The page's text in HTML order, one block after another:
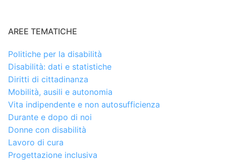
AREE TEMATICHE
Politiche per la disabilità
Disabilità: dati e statistiche
Diritti di cittadinanza
Mobilità, ausili e autonomia
Vita indipendente e non autosufficienza
Durante e dopo di noi
Donne con disabilità
Lavoro di cura
Progettazione inclusiva